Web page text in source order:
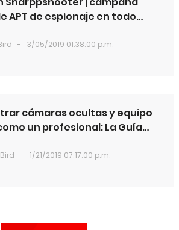
APT de espionaje en todo
3/05/2019 01:38:00 p.m.
cámaras ocultas y equipo
un profesional: La Guía
1/21/2019 07:17:00 p.m.